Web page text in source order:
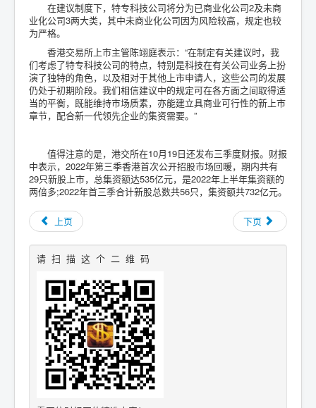
在建议制度下，特专科技公司将分为已商业化公司2及未商
业化公司3两大类，其中未商业化公司因为风险较高，规定也较
为严格。
香港交易所上市主管陈翊庭表示：“在制定有关建议时，我
们考虑了特专科技公司的特点，特别是科技在有关公司业务上扮
演了独特的角色，以及相对于其他上市申请人，这些公司的发展
仍处于初期阶段。我们相信建议中的规定可在各方面之间取得适
当的平衡，既能维持市场质素，亦能建立具商业可行性的新上市
章节，配合新一代领先企业的集资需要。”
值得注意的是，港交所在10月19日还发布三季度财报。财报
中表示，2022年第三季香港首次公开招股市场回暖，期内共有
29只新股上市，总集资额达535亿元，是2022年上半年集资额的
两倍多;2022年首三季合计新股总数共56只，集资额共732亿元。
上页 下页
请 扫 描 这 个 二 维 码